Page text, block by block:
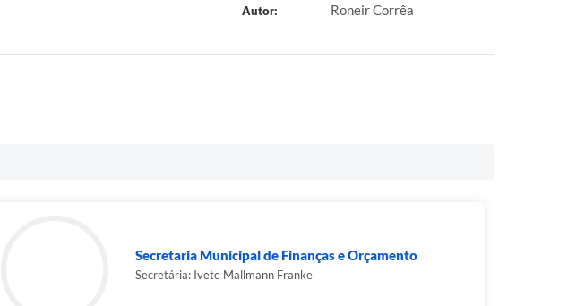
Autor: Roneir Corrêa
Secretaria Municipal de Finanças e Orçamento
Secretária: Ivete Mallmann Franke